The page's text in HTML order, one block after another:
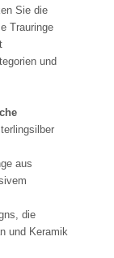
Sie die
Trauringe
und
aus
die
und Keramik